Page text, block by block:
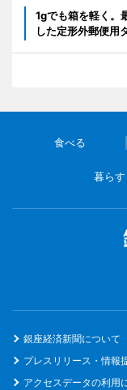
1gでも箱を軽く
した定形外郵便用
食べる
暮らす
銀座経済新聞について
プレスリリース・情報
アクセスデータの利用